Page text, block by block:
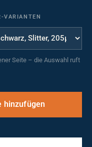
VARIANTEN
Seite – die Auswahl ruft